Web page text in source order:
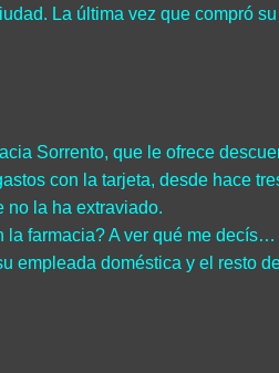
La última vez que compró
Sorrento, que le ofrece
con la tarjeta, desde hace
no la ha extraviado.
la farmacia? A ver qué me decís…
empleada doméstica y el resto